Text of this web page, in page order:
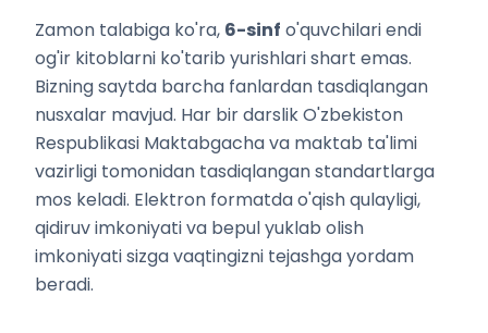
Zamon talabiga ko'ra, 6-sinf o'quvchilari endi
og'ir kitoblarni ko'tarib yurishlari shart emas.
Bizning saytda barcha fanlardan tasdiqlangan
nusxalar mavjud. Har bir darslik O'zbekiston
Respublikasi Maktabgacha va maktab ta'limi
vazirligi tomonidan tasdiqlangan standartlarga
mos keladi. Elektron formatda o'qish qulayligi,
qidiruv imkoniyati va bepul yuklab olish
imkoniyati sizga vaqtingizni tejashga yordam
beradi.